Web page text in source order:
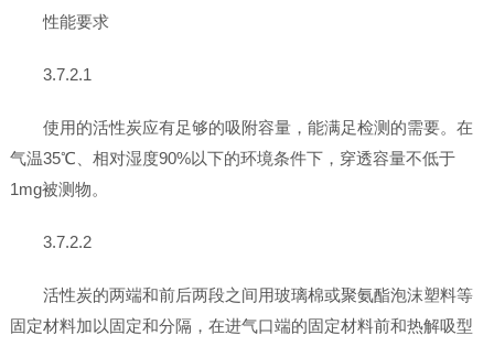
性能要求
3.7.2.1
使用的活性炭应有足够的吸附容量，能满足检测的需要。在
气温35℃、相对湿度90%以下的环境条件下，穿透容量不低于
1mg被测物。
3.7.2.2
活性炭的两端和前后两段之间用玻璃棉或聚氨酯泡沫塑料等
固定材料加以固定和分隔，在进气口端的固定材料前和热解吸型